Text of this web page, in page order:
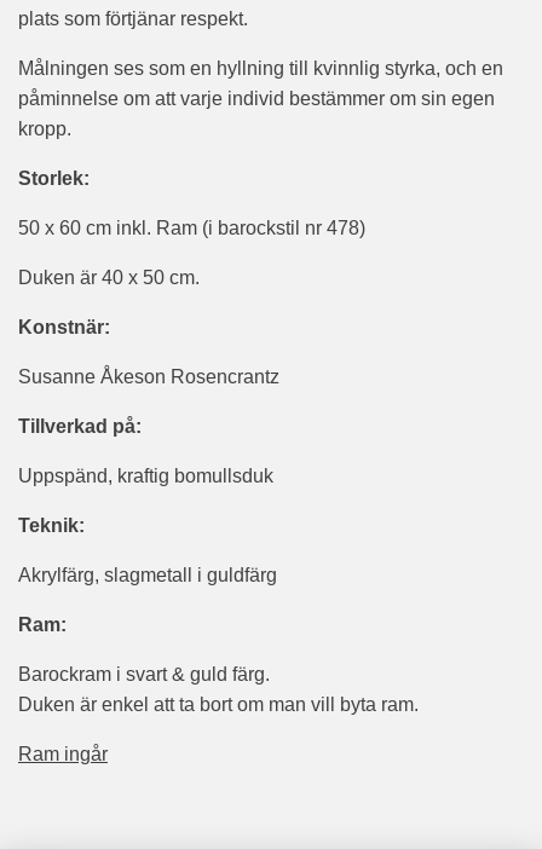
plats som förtjänar respekt.
Målningen ses som en hyllning till kvinnlig styrka, och en
påminnelse om att varje individ bestämmer om sin egen
kropp.
Storlek:
50 x 60 cm inkl. Ram (i barockstil nr 478)
Duken är 40 x 50 cm.
Konstnär:
Susanne Åkeson Rosencrantz
Tillverkad på:
Uppspänd, kraftig bomullsduk
Teknik:
Akrylfärg, slagmetall i guldfärg
Ram:
Barockram i svart & guld färg.
Duken är enkel att ta bort om man vill byta ram.
Ram ingår